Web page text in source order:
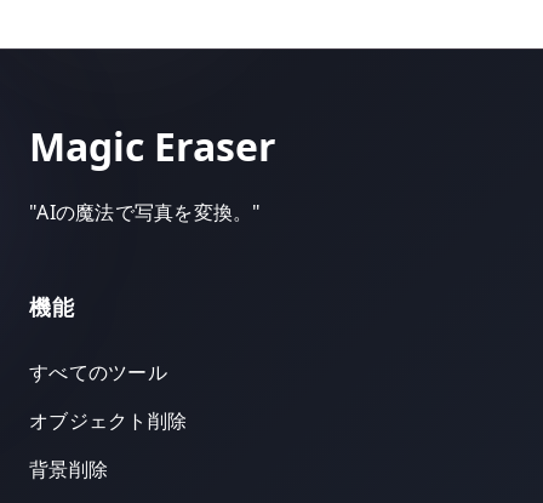
Magic Eraser
"AIの魔法で写真を変換。 "
機能
すべてのツール
オブジェクト削除
背景削除